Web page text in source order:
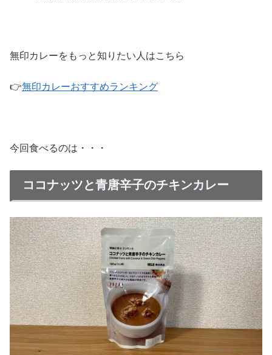
無印カレーをもっと知りたい人はこちら
👉無印カレーおすすめランキング
今回食べるのは・・・
ココナッツと青唐辛子のチキンカレー